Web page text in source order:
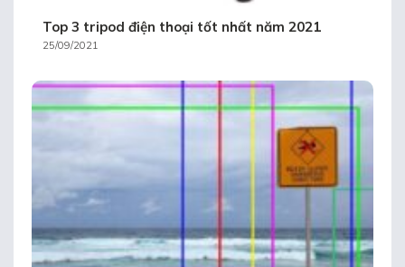
Top 3 tripod điện thoại tốt nhất năm 2021
25/09/2021